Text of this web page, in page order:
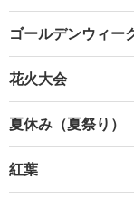
ゴールデンウィー
花火大会
夏休み（夏祭り）
紅葉